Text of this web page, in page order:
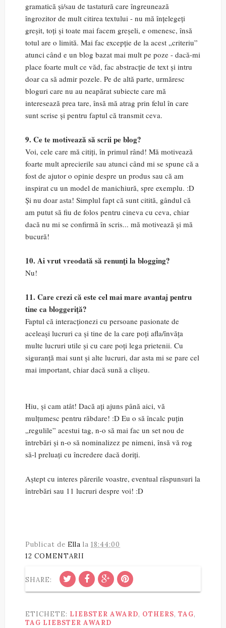
gramatică și/sau de tastatură care îngreunează
îngrozitor de mult citirea textului - nu mă înțelegeți
greșit, toți și toate mai facem greșeli, e omenesc, însă
totul are o limită. Mai fac excepție de la acest „criteriu”
atunci când e un blog bazat mai mult pe poze - dacă-mi
place foarte mult ce văd, fac abstracție de text și intru
doar ca să admir pozele. Pe de altă parte, urmăresc
bloguri care nu au neapărat subiecte care mă
interesează prea tare, însă mă atrag prin felul în care
sunt scrise și pentru faptul că transmit ceva.
9. Ce te motivează să scrii pe blog?
Voi, cele care mă citiți, în primul rând! Mă motivează
foarte mult aprecierile sau atunci când mi se spune că a
fost de ajutor o opinie despre un produs sau că am
inspirat cu un model de manichiură, spre exemplu. :D
Și nu doar asta! Simplul fapt că sunt citită, gândul că
am putut să fiu de folos pentru cineva cu ceva, chiar
dacă nu mi se confirmă în scris... mă motivează și mă
bucură!
10. Ai vrut vreodată să renunţi la blogging?
Nu!
11. Care crezi că este cel mai mare avantaj pentru
tine ca bloggeriţă?
Faptul că interacționezi cu persoane pasionate de
aceleași lucruri ca și tine de la care poți afla/învăța
multe lucruri utile și cu care poți lega prietenii. Cu
siguranță mai sunt și alte lucruri, dar asta mi se pare cel
mai important, chiar dacă sună a clișeu.
Hiu, și cam atât! Dacă ați ajuns până aici, vă
mulțumesc pentru răbdare! :D Eu o să încalc puțin
„regulile” acestui tag, n-o să mai fac un set nou de
întrebări și n-o să nominalizez pe nimeni, însă vă rog
să-l preluați cu încredere dacă doriți.
Aștept cu interes părerile voastre, eventual răspunsuri la
întrebări sau 11 lucruri despre voi! :D
Publicat de Ella la 18:44:00
12 COMENTARII
SHARE:
ETICHETE: LIEBSTER AWARD, OTHERS, TAG,
TAG LIEBSTER AWARD